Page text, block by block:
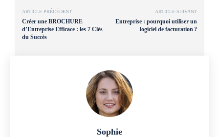
ARTICLE PRÉCÉDENT
Créer une BROCHURE
d’Entreprise Efficace : les 7 Clés
du Succès
ARTICLE SUIVANT
Entreprise : pourquoi utiliser un
logiciel de facturation ?
Sophie